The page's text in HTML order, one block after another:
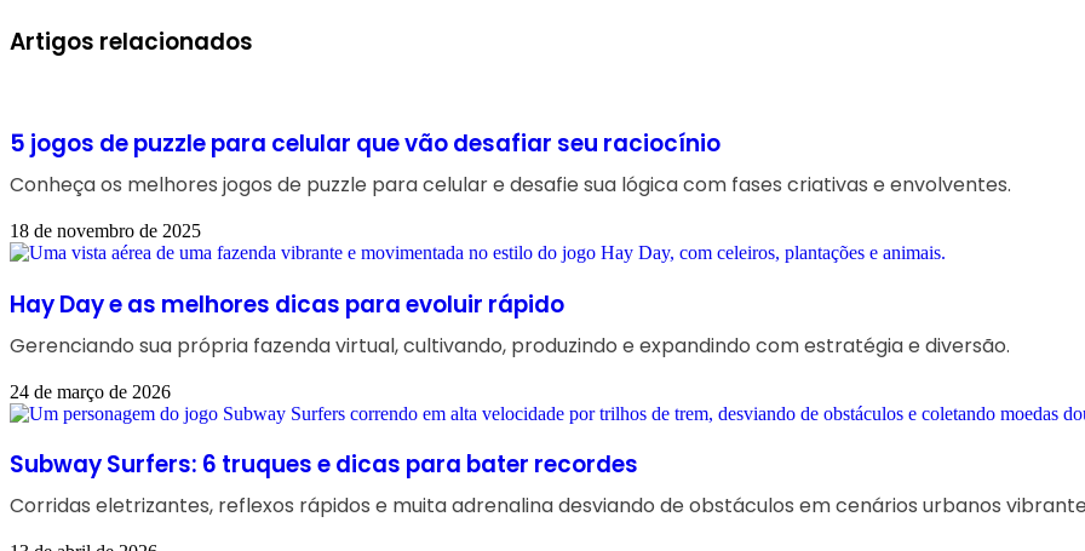
Artigos relacionados
5 jogos de puzzle para celular que vão desafiar seu raciocínio
Conheça os melhores jogos de puzzle para celular e desafie sua lógica com fases criativas e envolventes.
18 de novembro de 2025
Hay Day e as melhores dicas para evoluir rápido
Gerenciando sua própria fazenda virtual, cultivando, produzindo e expandindo com estratégia e diversão.
24 de março de 2026
Subway Surfers: 6 truques e dicas para bater recordes
Corridas eletrizantes, reflexos rápidos e muita adrenalina desviando de obstáculos em cenários urbanos